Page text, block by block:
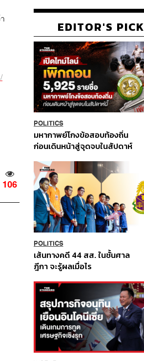
106
EDITOR'S PICK
POLITICS
มหากาพย์โกงข้อสอบท้องถิ่น
ก่อนเดินหน้าสู่จุดจบในสัปดาห์
POLITICS
เส้นทางคดี 44 สส. ในชั้นศาล
ฎีกา จะรู้ผลเมื่อไร